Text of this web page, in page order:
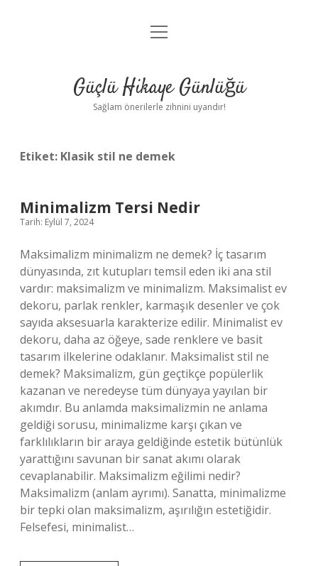
Anasayfa
Yasal Uyarı
menüyü
Güçlü Hikaye Günlüğü
Sağlam önerilerle zihnini uyandır!
Etiket: Klasik stil ne demek
Minimalizm Tersi Nedir
Tarih: Eylül 7, 2024
Maksimalizm minimalizm ne demek? İç tasarım
dünyasında, zıt kutupları temsil eden iki ana stil
vardır: maksimalizm ve minimalizm. Maksimalist ev
dekoru, parlak renkler, karmaşık desenler ve çok
sayıda aksesuarla karakterize edilir. Minimalist ev
dekoru, daha az öğeye, sade renklere ve basit
tasarım ilkelerine odaklanır. Maksimalist stil ne
demek? Maksimalizm, gün geçtikçe popülerlik
kazanan ve neredeyse tüm dünyaya yayılan bir
akımdır. Bu anlamda maksimalizmin ne anlama
geldiği sorusu, minimalizme karşı çıkan ve
farklılıkların bir araya geldiğinde estetik bütünlük
yarattığını savunan bir sanat akımı olarak
cevaplanabilir. Maksimalizm eğilimi nedir?
Maksimalizm (anlam ayrımı). Sanatta, minimalizme
bir tepki olan maksimalizm, aşırılığın estetiğidir.
Felsefesi, minimalist…